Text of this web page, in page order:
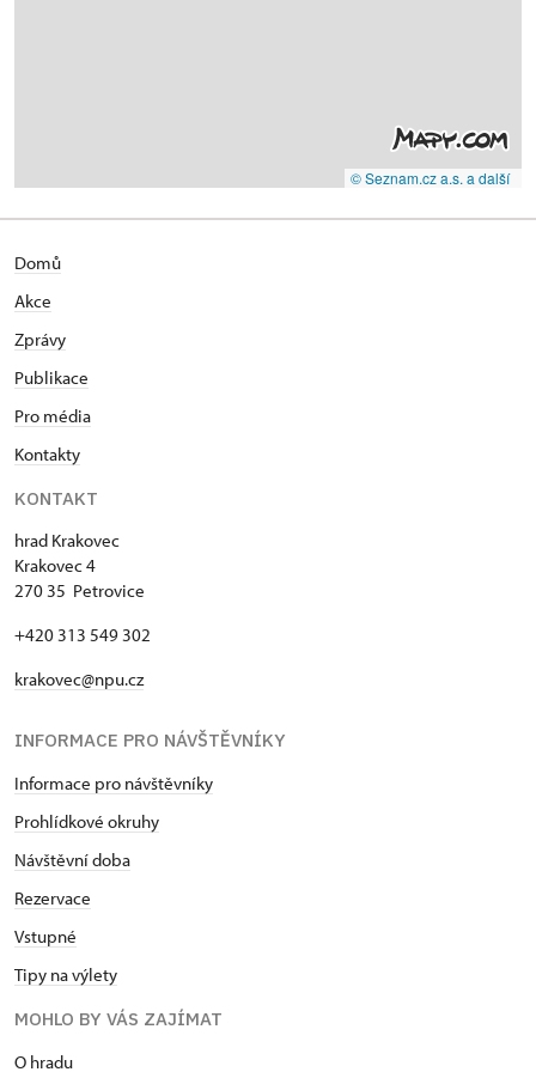
© Seznam.cz a.s. a další
Domů
Akce
Zprávy
Publikace
Pro média
Kontakty
KONTAKT
hrad Krakovec
Krakovec 4
270 35 Petrovice
+420 313 549 302
krakovec@npu.cz
INFORMACE PRO NÁVŠTĚVNÍKY
Informace pro návštěvníky
Prohlídkové okruhy
Návštěvní doba
Rezervace
Vstupné
Tipy na výlety
MOHLO BY VÁS ZAJÍMAT
O hradu